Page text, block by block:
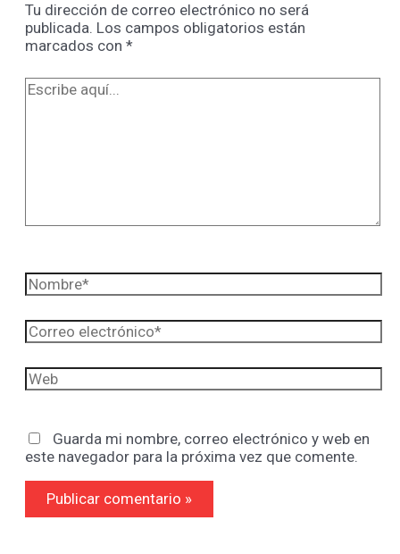
Tu dirección de correo electrónico no será
publicada. Los campos obligatorios están
marcados con *
Escribe
Nombre*
Correo
electrónico*
Web
Guarda mi nombre, correo electrónico y web en
este navegador para la próxima vez que comente.